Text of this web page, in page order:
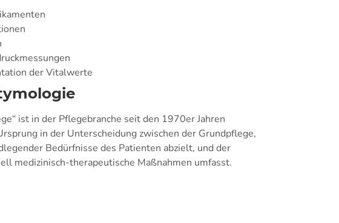
der Vitalwerte
ist in der Pflegebranche seit den 1970er Jahren
in der Unterscheidung zwischen der Grundpflege,
Bedürfnisse des Patienten abzielt, und der
medizinisch-therapeutische Maßnahmen umfasst.